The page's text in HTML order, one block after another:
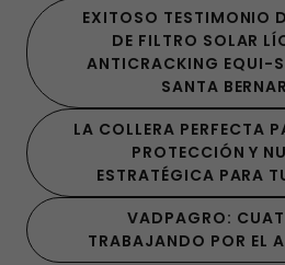
EXITOSO TESTIMONIO
DE FILTRO SOLAR
ANTICRACKING EQUI-
SANTA
LA COLLERA PERFECTA
PROTECCIÓN Y
ESTRATÉGICA PARA
VADPAGRO:
TRABAJANDO POR EL